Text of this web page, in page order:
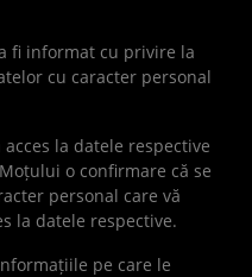
fi informat cu privire la
cu caracter personal
la datele respective
o confirmare că se
personal care vă
la datele respective.
pe care le